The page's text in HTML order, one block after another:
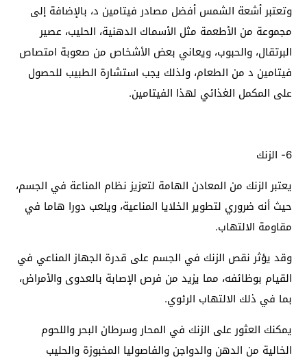
وتعتبر أشعة الشمس أفضل مصادر فيتامين د، بالإضافة إلى
مجموعة من الأطعمة مثل الأسماك الدهنية، الحليب، عصير
البرتقال، والحبوب، ويعاني بعض الأشخاص من صعوبة امتصاص
فيتامين د من الطعام، ولذلك يجب استشارة الطبيب للحصول
على المكمل الغذائي لهذا الفيتامين.
6- الزنك
يعتبر الزنك من المعادن الهامة لتعزيز نظام المناعة في الجسم،
حيث أنه ضروري لتطوير الخلايا المناعية، ويلعب دورا هاما في
مقاومة الالتهاب.
وقد يؤثر نقص الزنك في الجسم على قدرة الجهاز المناعي في
القيام بوظائفه، مما يزيد من فرص الإصابة بالعدوى والأمراض،
بما في ذلك الالتهاب الرئوي.
يمكنك العثور على الزنك في المحار وسرطان البحر واللحوم
الخالية من الدهن والدواجن والفاصوليا المخبوزة والحليب